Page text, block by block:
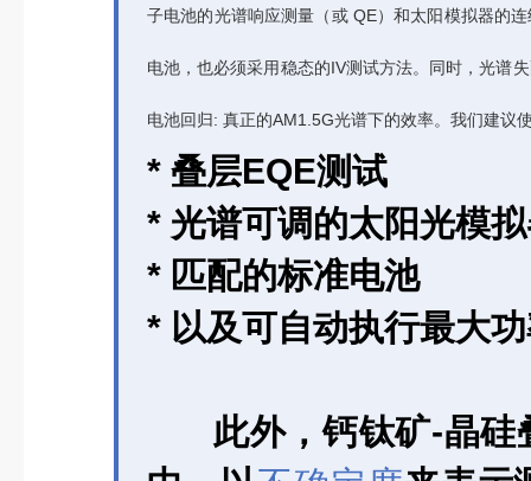
子电池的光谱响应测量（或 QE）和太阳模拟器的
电池，也必须采用稳态的IV测试方法。同时，光谱
电池回归: 真正的AM1.5G光谱下的效率。我们建议
* 叠层EQE测试
* 光谱可调的太阳光模
* 匹配的标准电池
* 以及可自动执行最大
此外，钙钛矿-晶